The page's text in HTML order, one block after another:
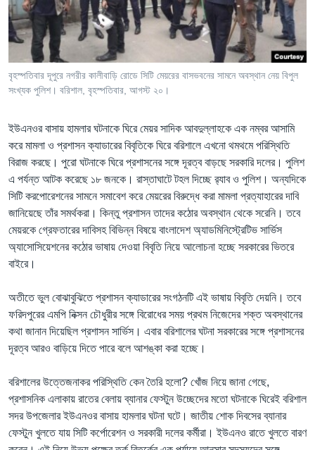
Learning English
FOLLOW US
অন্য ভাষায় ওয়েব সাইট
বৃহস্পতিবার দূপুরে নগরীর কালীবাড়ি রোডে সিটি মেয়রের বাসভবনের সামনে অবস্থান নেয় বিপুল
সংখ্যক পুলিশ। বরিশাল, বৃহস্পতিবার, আগস্ট ২০।
ইউএনওর বাসায় হামলার ঘটনাকে ঘিরে মেয়র সাদিক আবদুল্লাহকে এক নম্বর আসামি
করে মামলা ও প্রশাসন ক্যাডারের বিবৃতিকে ঘিরে বরিশালে এখনো থমথমে পরিস্থিতি
বিরাজ করছে। পুরো ঘটনাকে ঘিরে প্রশাসনের সঙ্গে দূরত্ব বাড়ছে সরকারি দলের। পুলিশ
এ পর্যন্ত আটক করেছে ১৮ জনকে। রাস্তাঘাটে টহল দিচ্ছে র‍্যাব ও পুলিশ। অন্যদিকে
সিটি করপোরেশনের সামনে সমাবেশ করে মেয়রের বিরুদ্ধে করা মামলা প্রত্যাহারের দাবি
জানিয়েছে তাঁর সমর্থকরা। কিন্তু প্রশাসন তাদের কঠোর অবস্থান থেকে সরেনি। তবে
মেয়রকে গ্রেফতারের দাবিসহ বিভিন্ন বিষয়ে বাংলাদেশ অ্যাডমিনিস্ট্রেটিভ সার্ভিস
অ্যাসোসিয়েশনের কঠোর ভাষায় দেওয়া বিবৃতি নিয়ে আলোচনা হচ্ছে সরকারের ভিতরে
বাইরে।
অতীতে ভুল বোঝাবুঝিতে প্রশাসন ক্যাডারের সংগঠনটি এই ভাষায় বিবৃতি দেয়নি। তবে
ফরিদপুরের এমপি নিক্সন চৌধুরীর সঙ্গে বিরোধের সময় প্রথম নিজেদের শক্ত অবস্থানের
কথা জানান দিয়েছিল প্রশাসন সার্ভিস। এবার বরিশালের ঘটনা সরকারের সঙ্গে প্রশাসনের
দূরত্ব আরও বাড়িয়ে দিতে পারে বলে আশঙ্কা করা হচ্ছে।
বরিশালের উত্তেজনাকর পরিস্থিতি কেন তৈরি হলো? খোঁজ নিয়ে জানা গেছে,
প্রশাসনিক এলাকায় রাতের বেলায় ব্যানার ফেস্টুন উচ্ছেদের মতো ঘটনাকে ঘিরেই বরিশাল
সদর উপজেলার ইউএনওর বাসায় হামলার ঘটনা ঘটে। জাতীয় শোক দিবসের ব্যানার
ফেস্টুন খুলতে যায় সিটি কর্পোরেশন ও সরকারী দলের কর্মীরা। ইউএনও রাতে খুলতে বারণ